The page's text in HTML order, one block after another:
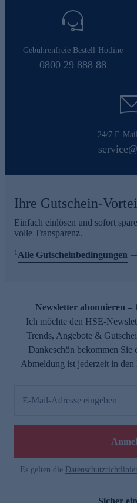
Gebührenfreie Bestell-Hotline
0800 29 888 88
24/7 E-
Ihre Gutschein-
Einfach einlösen und sofort
volle Transparenz.
1Alle Gutscheinbedingungen
Newsletter abonnieren –
Ich möchte den HSE-
Trends, Angebote &
Dankeschön bekommen Sie
Abmeldung ist jederzeit in
E-Mail-Adresse eingeben
Es gelten die
Sicher